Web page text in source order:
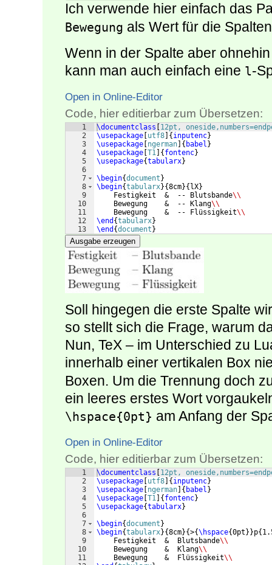
Ich verwende hier einfach das
Bewegung als Wert für die
Wenn in der Spalte aber
kann man auch einfach eine l-
Open in Online-Editor
Code, hier editierbar zum Übersetzen:
1
2
3
4
5
6
7
8
9
10
11
12
13
\documentclass
12pt,
\usepackage utf8 { inputenc}
\usepackage ngerman { babel }
\usepackage T1 { fontenc}
\usepackage{tabularx}
\begin{document }
\begin{tabularx}{8cm}{ lX}
    Festigkeit  &  -- Blutsbande
\\
    Bewegung    &  -- Klang
\\
    Bewegung    &  -- Flüssigkeit
\\
\end {tabularx}
\end {document }
Ausgabe erzeugen
Soll hingegen die erste Spalte
so stellt sich die Frage, warum
Nun, TeX – im Unterschied zu
innerhalb einer vertikalen Box
Boxen. Um die Trennung doch
ein leeres erstes Wort
\hspace{0pt} am Anfang der
Open in Online-Editor
Code, hier editierbar zum Übersetzen:
1
2
3
4
5
6
7
8
9
10
11
\documentclass
12pt,
\usepackage utf8 { inputenc}
\usepackage ngerman { babel }
\usepackage T1 { fontenc}
\usepackage{tabularx}
\begin{document }
\begin{tabularx}{8cm}{>{\hspace{0pt }}p{
    Festigkeit  &  Blutsbande
\\
    Bewegung    &  Klang
\\
    Bewegung    &  Flüssigkeit
\\